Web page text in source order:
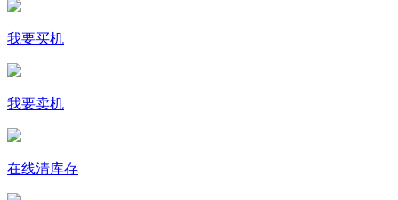
我要买机
我要卖机
在线清库存